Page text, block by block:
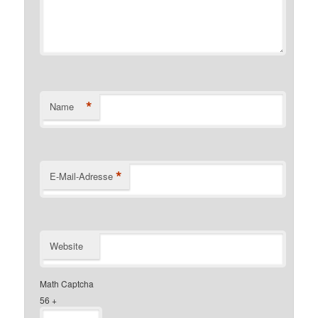
Name *
E-Mail-Adresse *
Website
Math Captcha
56 +